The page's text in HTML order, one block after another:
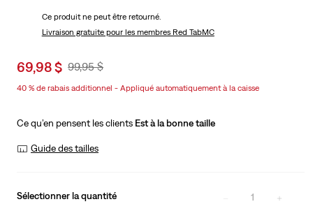
is
Was
Ce produit ne peut être retourné.
Livraison gratuitepour les membres Red TabMC
Sale
is
69,98 $ Original
99,95 $
40 % de rabais additionnel - Appliqué automatiquement à la caisse
Ce qu’en pensent les clients Est à la bonne taille
Guide des tailles
Sélectionner la quantité 1